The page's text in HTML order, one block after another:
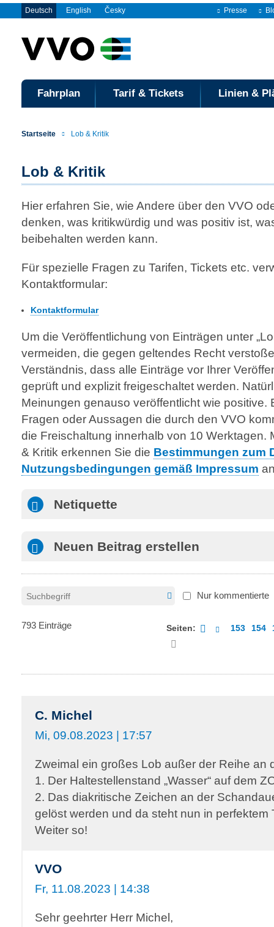
Deutsch English Česky Presse
Fahrplan Tarif & Tickets Linien &
Startseite Lob & Kritik
Lob & Kritik
Hier erfahren Sie, wie Andere über den VVO
denken, was kritikwürdig und was positiv ist,
beibehalten werden kann.
Für spezielle Fragen zu Tarifen, Tickets etc.
Kontakt­formular:
Kontaktformular
Um die Veröffentlichung von Einträgen unter
vermeiden, die gegen geltendes Recht
Verständnis, dass alle Einträge vor Ihrer
geprüft und explizit freigeschaltet werden.
Meinungen genauso veröffentlicht wie positive.
Fragen oder Aussagen die durch den VVO
die Freischaltung innerhalb von 10 Werktagen.
& Kritik erkennen Sie die Bestimmungen zum
Nutzungsbedingungen gemäß Impressum
Netiquette
Neuen Beitrag erstellen
Nur kommentierte
793 Einträge Seiten: 153 154
C. Michel
Mi, 09.08.2023 | 17:57
Zweimal ein großes Lob außer der Reihe
1. Der Haltestellenstand „Wasser“ auf dem
2. Das diakritische Zeichen an der
gelöst werden und da steht nun in perfektem
Weiter so!
VVO
Fr, 11.08.2023 | 14:38
Sehr geehrter Herr Michel,